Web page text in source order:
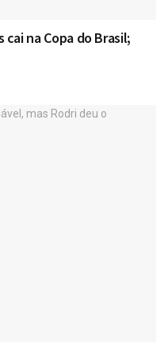
na Copa do Brasil;